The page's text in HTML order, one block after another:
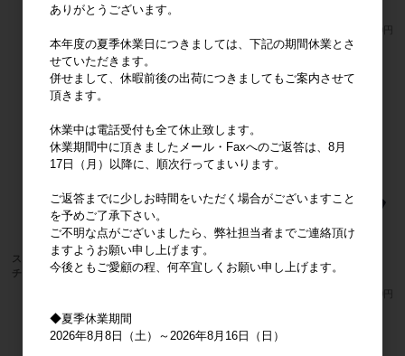
メーカー希望小売価格 3,600円
3,600円
スヌーピー チャームマスコット オラフ
チェック GR 2026年10月発売
2026年9月発売
2,000円
ありがとうございます。
本年度の夏季休業日につきましては、下記の期間休業とさ
せていただきます。
併せまして、休暇前後の出荷につきましてもご案内させて
頂きます。
休業中は電話受付も全て休止致します。
休業期間中に頂きましたメール・Faxへのご返答は、8月
17日（月）以降に、順次行ってまいります。
ご返答までに少しお時間をいただく場合がございますこと
を予めご了承下さい。
ご不明な点がございましたら、弊社担当者までご連絡頂け
ますようお願い申し上げます。
今後ともご愛顧の程、何卒宜しくお願い申し上げます。
◆夏季休業期間
2026年8月8日（土）～2026年8月16日（日）